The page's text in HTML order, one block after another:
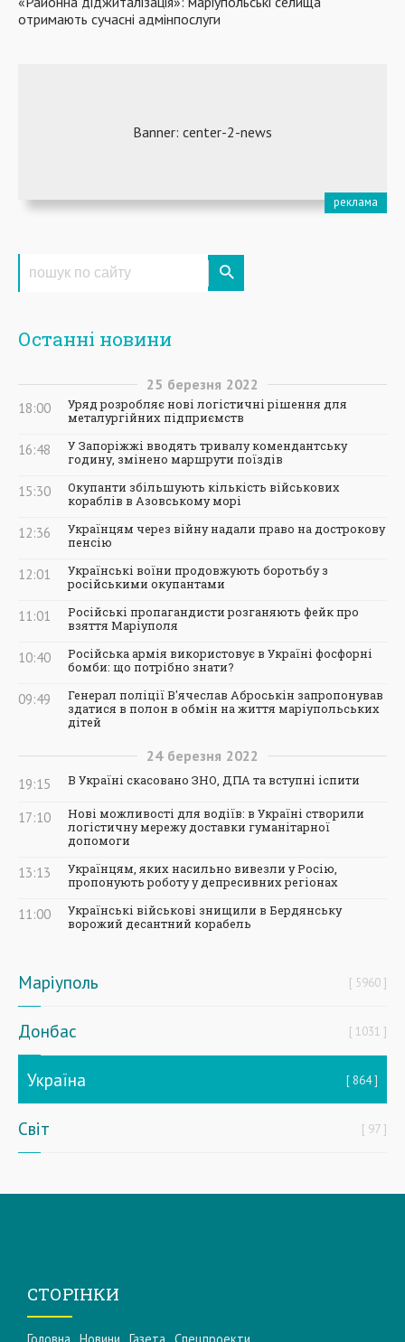
отримають сучасні адмінпослуги
Останні новини
25 березня 2022
18:00
Уряд розробляє нові логістичні рішення для
металургійних підприємств
16:48
У Запоріжжі вводять тривалу комендантську
годину, змінено маршрути поїздів
15:30
Окупанти збільшують кількість військових
кораблів в Азовському морі
12:36
Українцям через війну надали право на дострокову
пенсію
12:01
Українські воїни продовжують боротьбу з
російськими окупантами
11:01
Російські пропагандисти розганяють фейк про
взяття Маріуполя
10:40
Російська армія використовує в Україні фосфорні
бомби: що потрібно знати?
09:49
Генерал поліції В'ячеслав Аброськін запропонував
здатися в полон в обмін на життя маріупольських
дітей
24 березня 2022
19:15 В Україні скасовано ЗНО, ДПА та вступні іспити
17:10
Нові можливості для водіїв: в Україні створили
логістичну мережу доставки гуманітарної
допомоги
13:13
Українцям, яких насильно вивезли у Росію,
пропонують роботу у депресивних регіонах
11:00
Українські військові знищили в Бердянську
ворожий десантний корабель
Маріуполь 5960
Донбас 1031
Україна 864
Світ 97
СТОРІНКИ